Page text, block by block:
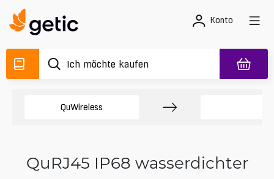
Konto
QuWireless
QuRJ45 IP68 wasserdichter